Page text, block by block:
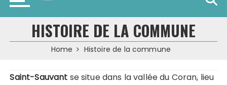
Saint-Sauvant (17)
HISTOIRE DE LA COMMUNE
Home Histoire de la commune
Saint-Sauvant se situe dans la vallée du Coran, lieu